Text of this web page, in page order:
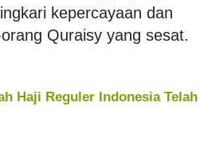
kepercayaan dan
Quraisy yang sesat.
Haji Reguler Indonesia Telah